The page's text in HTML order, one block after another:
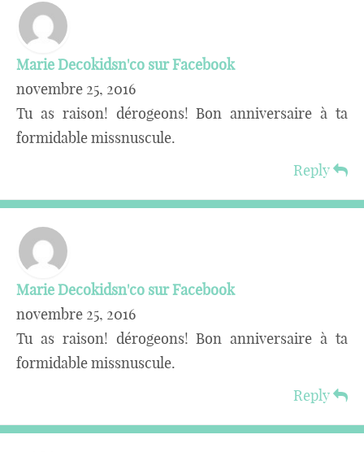
Marie Decokidsn'co sur Facebook
novembre 25, 2016
Tu as raison! dérogeons! Bon anniversaire à ta
formidable missnuscule.
Reply
Marie Decokidsn'co sur Facebook
novembre 25, 2016
Tu as raison! dérogeons! Bon anniversaire à ta
formidable missnuscule.
Reply